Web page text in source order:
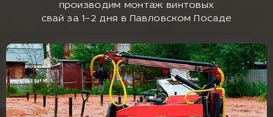
производим монтаж винтовых
свай за 1–2 дня в Павловском Посаде